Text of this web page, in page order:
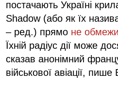
постачають Україні
Shadow (або як їх
– ред.) прямо не
Їхній радіус дії може
сказав анонімний
військової авіації,